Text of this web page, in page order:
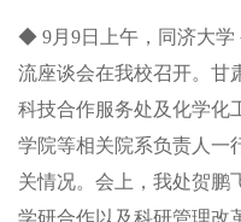
◆ 9月9日上午，同济大学
流座谈会在我校召开。甘
科技合作服务处及化学化
学院等相关院系负责人一
关情况。会上，我处贺鹏
学研合作以及科研管理改